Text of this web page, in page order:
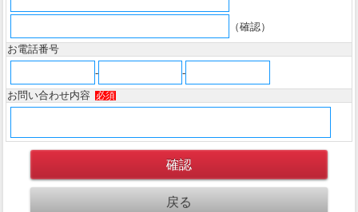
（確認）
お電話番号
-
-
お問い合わせ内容
必須